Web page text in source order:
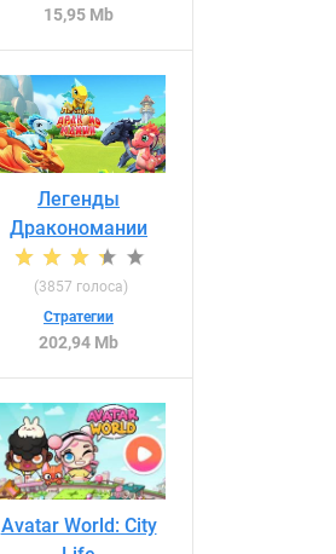
15,95 Mb
Легенды
Дракономании
(3857 голоса)
Стратегии
202,94 Mb
Avatar World: City